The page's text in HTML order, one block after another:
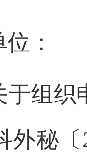
：
于组织
外秘〔